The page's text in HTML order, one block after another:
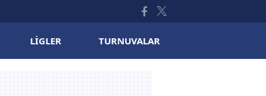
LIGLER TURNUVALAR